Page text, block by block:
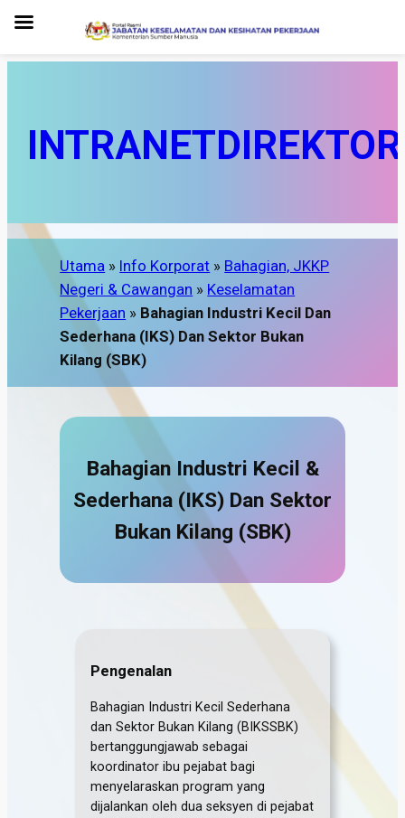
INTRANET
Utama » Info Korporat » Bahagian, JKKP
Negeri & Cawangan » Keselamatan
Pekerjaan » Bahagian Industri Kecil Dan
Sederhana (IKS) Dan Sektor Bukan
Kilang (SBK)
Bahagian Industri Kecil &
Sederhana (IKS) Dan Sektor
Bukan Kilang (SBK)
Pengenalan
Bahagian Industri Kecil Sederhana
dan Sektor Bukan Kilang (BIKSSBK)
bertanggungjawab sebagai
koordinator ibu pejabat bagi
menyelaraskan program yang
dijalankan oleh dua seksyen di pejabat